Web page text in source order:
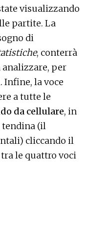
visualizzando
partite. La
di
, conterrà
per
la voce
a tutte le
da cellulare, in
tendina (il
cliccando il
le quattro voci